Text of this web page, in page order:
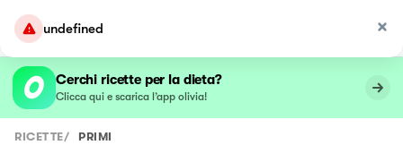
undefined
Cerchi ricette per la dieta?
Clicca qui e scarica l’app olivia!
RICETTE/ PRIMI